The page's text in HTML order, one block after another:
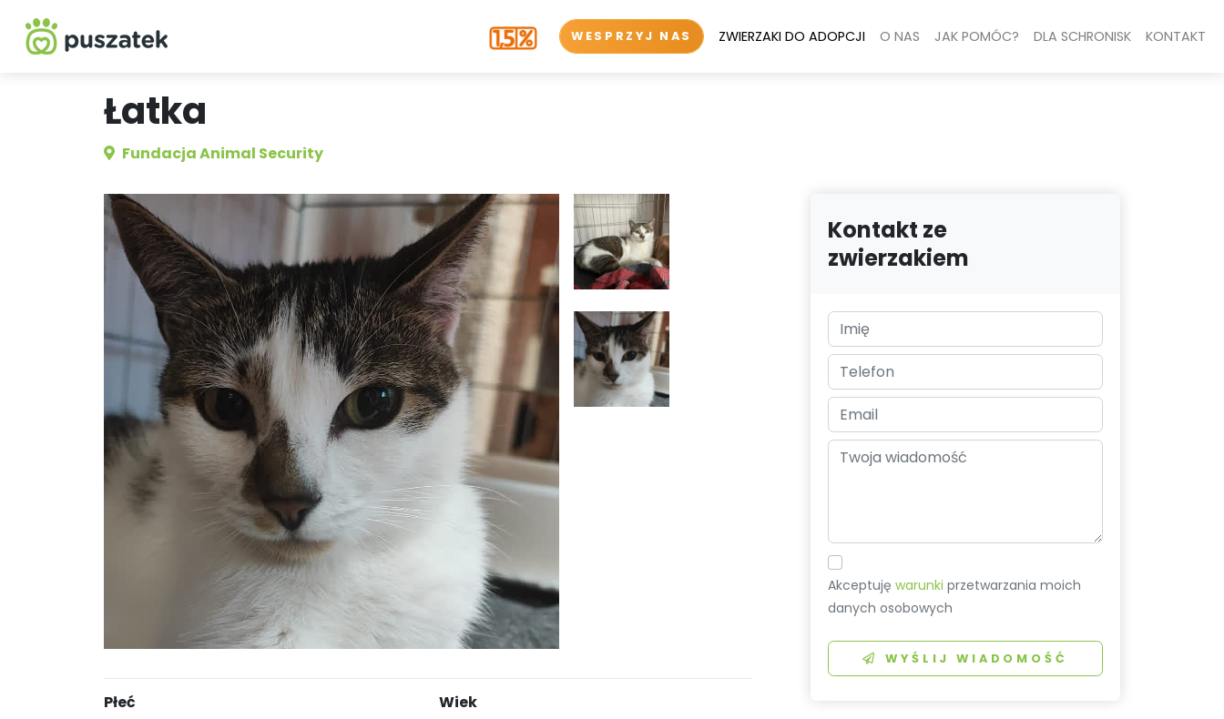
WESPRZYJ NAS ZWIERZAKI DO ADOPCJI O NAS JAK POMÓC? DLA SCHRONISK KONTAKT
Łatka
Fundacja Animal Security
Płeć Wiek
Kontakt ze
zwierzakiem
Akceptujęwarunki przetwarzania moich
danych osobowych
WYŚLIJ WIADOMOŚĆ